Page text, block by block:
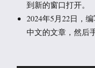
到新的窗口打开。
2024年5月22日，
中文的文章，然后